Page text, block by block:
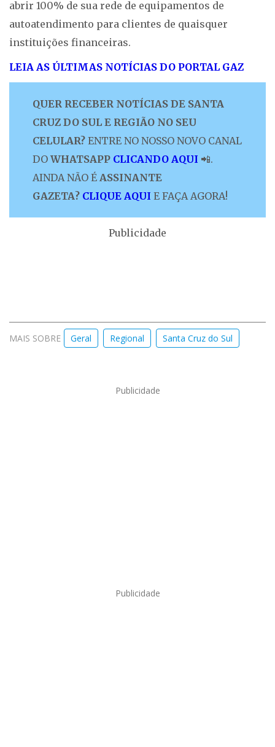
abrir 100% de sua rede de equipamentos de
autoatendimento para clientes de quaisquer
instituições financeiras.
LEIA AS ÚLTIMAS NOTÍCIAS DO PORTAL GAZ
QUER RECEBER NOTÍCIAS DE SANTA
CRUZ DO SUL E REGIÃO NO SEU
CELULAR? ENTRE NO NOSSO NOVO CANAL
DO WHATSAPP CLICANDO AQUI 📲.
AINDA NÃO É ASSINANTE
GAZETA? CLIQUE AQUI E FAÇA AGORA!
Publicidade
MAIS SOBRE Geral Regional Santa Cruz do Sul
Publicidade
Publicidade